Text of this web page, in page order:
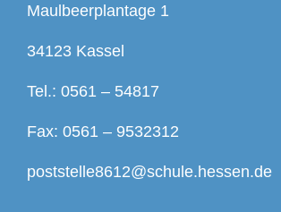
Maulbeerplantage 1
34123 Kassel
Tel.: 0561 – 54817
Fax: 0561 – 9532312
poststelle8612@schule.hessen.de